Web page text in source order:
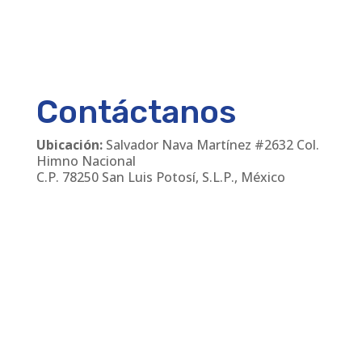
Contáctanos
Ubicación:Salvador Nava Martínez #2632 Col.
Himno Nacional
C.P. 78250 San Luis Potosí, S.L.P., México